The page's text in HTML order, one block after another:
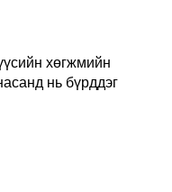
хөгжмийн
нь бүрддэг